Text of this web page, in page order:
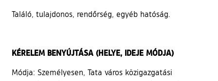
Találó, tulajdonos, rendőrség, egyéb hatóság.
KÉRELEM BENYÚJTÁSA (HELYE, IDEJE MÓDJA)
Módja: Személyesen, Tata város közigazgatási